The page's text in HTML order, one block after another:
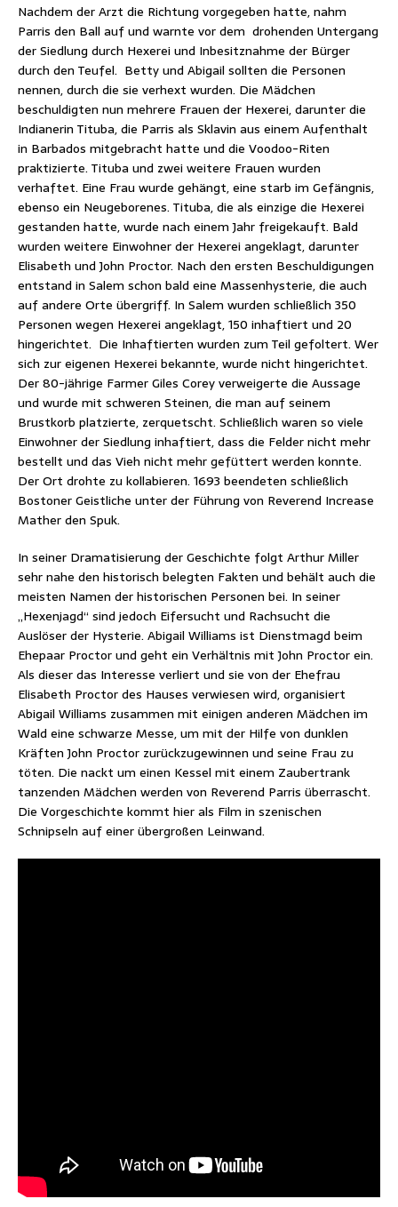
Nachdem der Arzt die Richtung vorgegeben hatte, nahm
Parris den Ball auf und warnte vor dem drohenden Untergang
der Siedlung durch Hexerei und Inbesitznahme der Bürger
durch den Teufel. Betty und Abigail sollten die Personen
nennen, durch die sie verhext wurden. Die Mädchen
beschuldigten nun mehrere Frauen der Hexerei, darunter die
Indianerin Tituba, die Parris als Sklavin aus einem Aufenthalt
in Barbados mitgebracht hatte und die Voodoo-Riten
praktizierte. Tituba und zwei weitere Frauen wurden
verhaftet. Eine Frau wurde gehängt, eine starb im Gefängnis,
ebenso ein Neugeborenes. Tituba, die als einzige die Hexerei
gestanden hatte, wurde nach einem Jahr freigekauft. Bald
wurden weitere Einwohner der Hexerei angeklagt, darunter
Elisabeth und John Proctor. Nach den ersten Beschuldigungen
entstand in Salem schon bald eine Massenhysterie, die auch
auf andere Orte übergriff. In Salem wurden schließlich 350
Personen wegen Hexerei angeklagt, 150 inhaftiert und 20
hingerichtet. Die Inhaftierten wurden zum Teil gefoltert. Wer
sich zur eigenen Hexerei bekannte, wurde nicht hingerichtet.
Der 80-jährige Farmer Giles Corey verweigerte die Aussage
und wurde mit schweren Steinen, die man auf seinem
Brustkorb platzierte, zerquetscht. Schließlich waren so viele
Einwohner der Siedlung inhaftiert, dass die Felder nicht mehr
bestellt und das Vieh nicht mehr gefüttert werden konnte.
Der Ort drohte zu kollabieren. 1693 beendeten schließlich
Bostoner Geistliche unter der Führung von Reverend Increase
Mather den Spuk.
In seiner Dramatisierung der Geschichte folgt Arthur Miller
sehr nahe den historisch belegten Fakten und behält auch die
meisten Namen der historischen Personen bei. In seiner
„Hexenjagd“ sind jedoch Eifersucht und Rachsucht die
Auslöser der Hysterie. Abigail Williams ist Dienstmagd beim
Ehepaar Proctor und geht ein Verhältnis mit John Proctor ein.
Als dieser das Interesse verliert und sie von der Ehefrau
Elisabeth Proctor des Hauses verwiesen wird, organisiert
Abigail Williams zusammen mit einigen anderen Mädchen im
Wald eine schwarze Messe, um mit der Hilfe von dunklen
Kräften John Proctor zurückzugewinnen und seine Frau zu
töten. Die nackt um einen Kessel mit einem Zaubertrank
tanzenden Mädchen werden von Reverend Parris überrascht.
Die Vorgeschichte kommt hier als Film in szenischen
Schnipseln auf einer übergroßen Leinwand.